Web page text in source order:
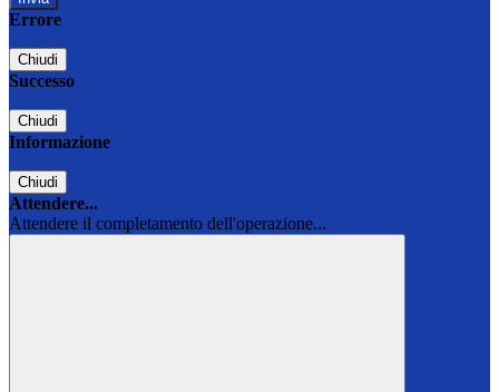
Errore
Chiudi
Successo
Chiudi
Informazione
Chiudi
Attendere...
Attendere il completamento dell'operazione...